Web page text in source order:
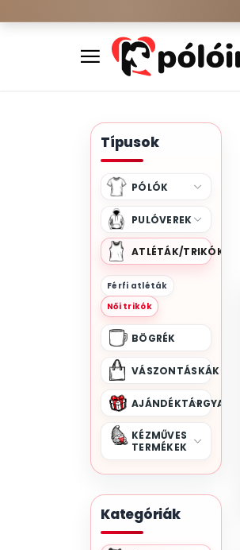
Típusok
PÓLÓK
PULÓVEREK
ATLÉTÁK/TRIKÓK
Férfi atléták
Női trikók
BÖGRÉK
VÁSZONTÁSKÁK
AJÁNDÉKTÁRGYAK
KÉZMŰVES
TERMÉKEK
Kategóriák